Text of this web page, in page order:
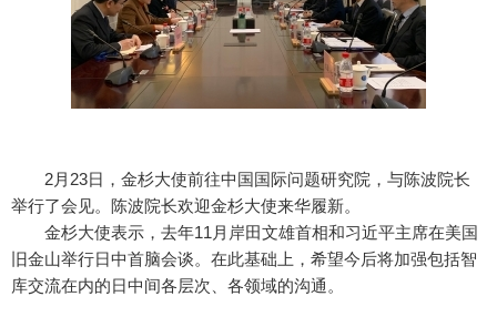
2月23日，金杉大使前往中国国际问题研究院，与陈波院长
举行了会见。陈波院长欢迎金杉大使来华履新。
金杉大使表示，去年11月岸田文雄首相和习近平主席在美国
旧金山举行日中首脑会谈。在此基础上，希望今后将加强包括智
库交流在内的日中间各层次、各领域的沟通。